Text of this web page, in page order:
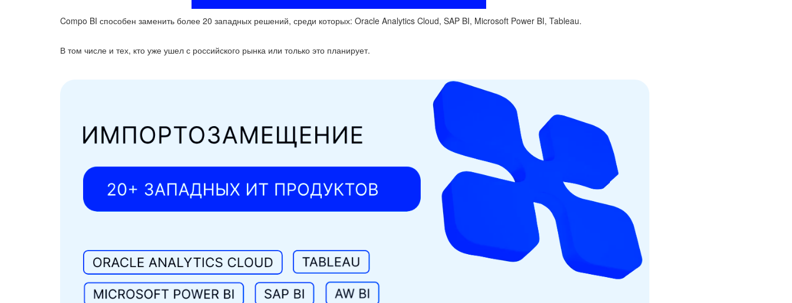
Compo BI способен заменить более 20 западных решений, среди которых: Oracle Analytics Cloud, SAP BI, Microsoft Power BI, Tableau.
В том числе и тех, кто уже ушел с российского рынка или только это планирует.